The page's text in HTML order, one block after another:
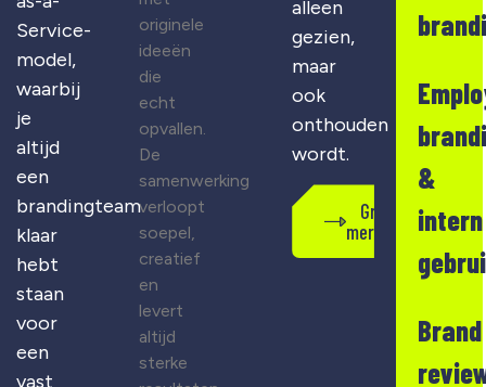
Service-
model,
waarbij
je
altijd
een
brandingteam
klaar
hebt
staan
voor
een
vast
originele
ideeën
die
echt
opvallen.
De
samenwerking
verloopt
soepel,
creatief
en
levert
altijd
sterke
alleen
gezien,
maar
ook
onthouden
wordt.
Gratis
merkscan
&
intern
Brand